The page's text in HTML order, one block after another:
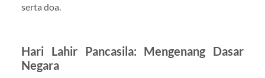
serta doa.
Hari Lahir Pancasila: Mengenang Dasar
Negara